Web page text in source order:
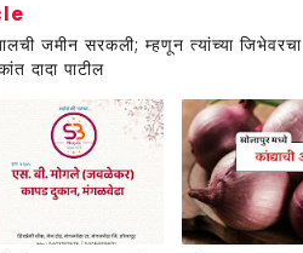
जमीन सरकली; म्हणून त्यांच्या जिभेवरचा
दादा पाटील